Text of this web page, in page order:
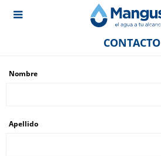

CONTACTO
Nombre
Apellido